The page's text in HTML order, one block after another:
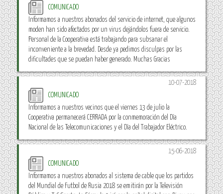
COMUNICADO
Informamos a nuestros abonados del servicio de internet, que algunos
moden han sido afectados por un virus dejándolos fuera de servicio.
Personal de la Cooperativa está trabajando para subsanar el
inconveniente a la brevedad. Desde ya pedimos disculpas por las
dificultades que se puedan haber generado. Muchas Gracias
10-07-2018
COMUNICADO
Informamos a nuestros vecinos que el viernes 13 de julio la
Cooperativa permanecerá CERRADA por la conmemoración del Día
Nacional de las Telecomunicaciones y el Día del Trabajador Eléctrico.
15-06-2018
COMUNICADO
Informamos a nuestros abonados al sistema de cable que los partidos
del Mundial de Futbol de Rusia 2018 se emitirán por la Televisión